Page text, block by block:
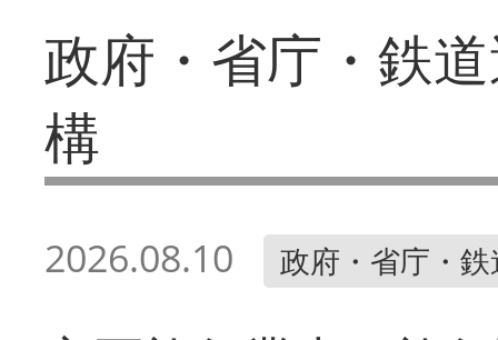
政府・省庁・鉄
構
2026.08.10 政府・省庁・